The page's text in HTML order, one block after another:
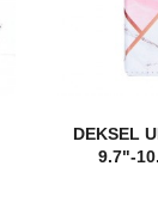
DEKSEL
9.7"-